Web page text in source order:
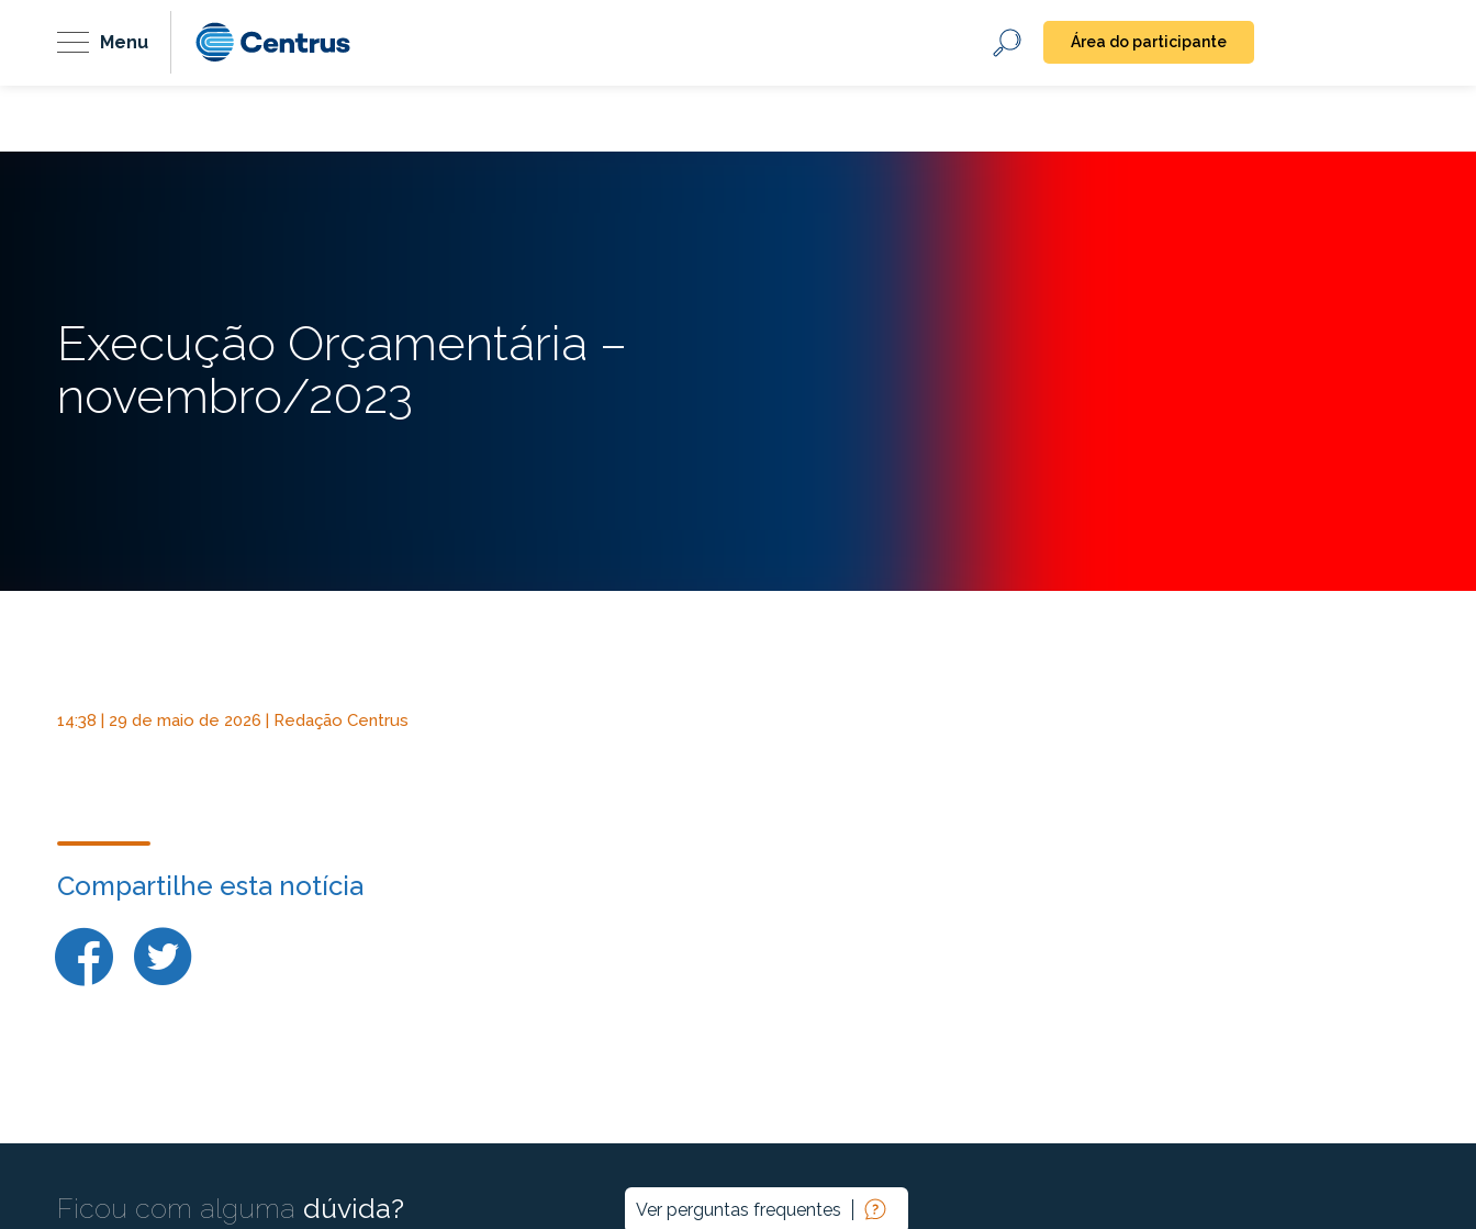
Menu Área do participante
Execução Orçamentária –
novembro/2023
14:38 | 29 de maio de 2026 | Redação Centrus
Compartilhe esta notícia
Ficou com alguma dúvida? Ver perguntas frequentes